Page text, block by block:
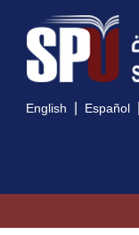
English | Español |